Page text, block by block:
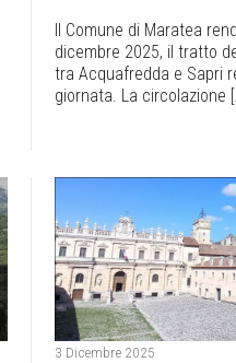
Il Comune di Maratea
dicembre 2025, il tratto
tra Acquafredda e Sapri
giornata. La circolazione
3 Dicembre 2025